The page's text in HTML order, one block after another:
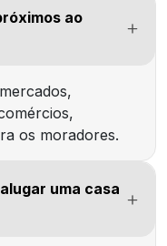
ao
os moradores.
uma casa